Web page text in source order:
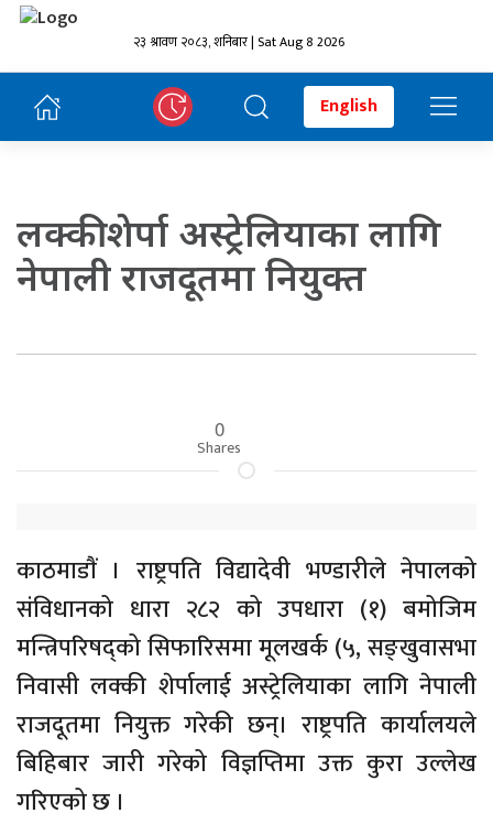
२३ श्रावण २०८३, शनिबार | Sat Aug 8 2026
English
लक्की शेर्पा अस्ट्रेलियाका लागि
नेपाली राजदूतमा नियुक्त
0
Shares
काठमाडाैं । राष्ट्रपति विद्यादेवी भण्डारीले नेपालको
संविधानको धारा २८२ को उपधारा (१) बमोजिम
मन्त्रिपरिषद्को सिफारिसमा मूलखर्क (५, सङ्खुवासभा
निवासी लक्की शेर्पालाई अस्ट्रेलियाका लागि नेपाली
राजदूतमा नियुक्त गरेकी छन्। राष्ट्रपति कार्यालयले
बिहिबार जारी गरेको विज्ञप्तिमा उक्त कुरा उल्लेख
गरिएको छ ।